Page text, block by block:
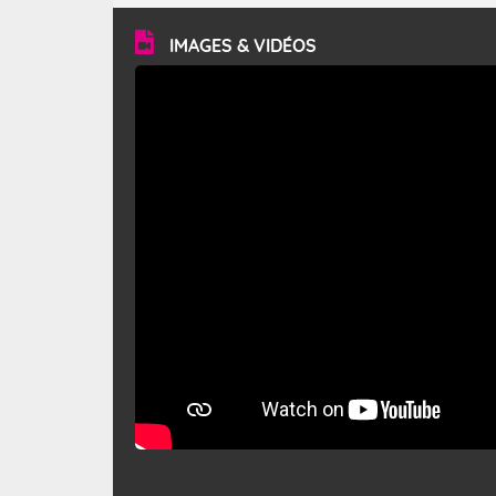
vitesse moyenne de 50 km/h et atteindre 80 à 100 km/h
en rafales, parfois davantage. Il parcourt la basse vallée
du Rhône et la Provence et envahit le littoral
méditerranéen à partir de la Camargue.
IMAGES & VIDÉOS